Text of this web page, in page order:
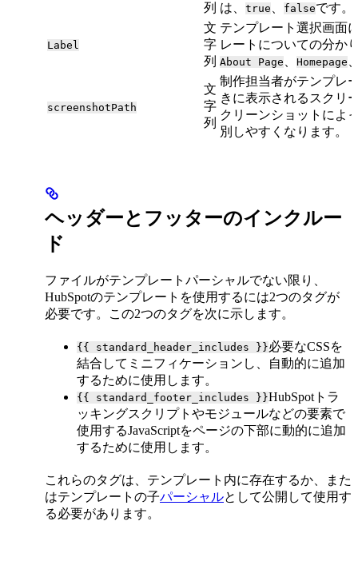
列 は、 true falseです。
Label
文
字
列
テンプレート選択画面
レートについての分か
About Page Homepage
screenshotPath
文
字
列
制作担当者がテンプレ
きに表示されるスクリ
クリーンショットによ
別しやすくなります。
ヘッダーとフッターのインクルー
ド
ファイルがテンプレートパーシャルでない限り、
HubSpotのテンプレートを使用するには2つのタグが
必要です。この2つのタグを次に示します。
{{ standard_header_includes }}必要なCSSを
結合してミニフィケーションし、自動的に追加
するために使用します。
{{ standard_footer_includes }}HubSpotトラ
ッキングスクリプトやモジュールなどの要素で
使用するJavaScriptをページの下部に動的に追加
するために使用します。
これらのタグは、テンプレート内に存在するか、また
はテンプレートの子パーシャルとして公開して使用す
る必要があります。